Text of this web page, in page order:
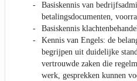
Basiskennis van
betalingsdocumenten,
Basiskennis
Kennis van Engels: de
begrijpen uit duidelijke
vertrouwde zaken die
werk, gesprekken kunnen